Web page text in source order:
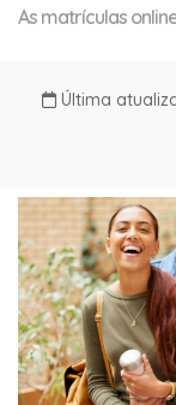
As matrículas
Última